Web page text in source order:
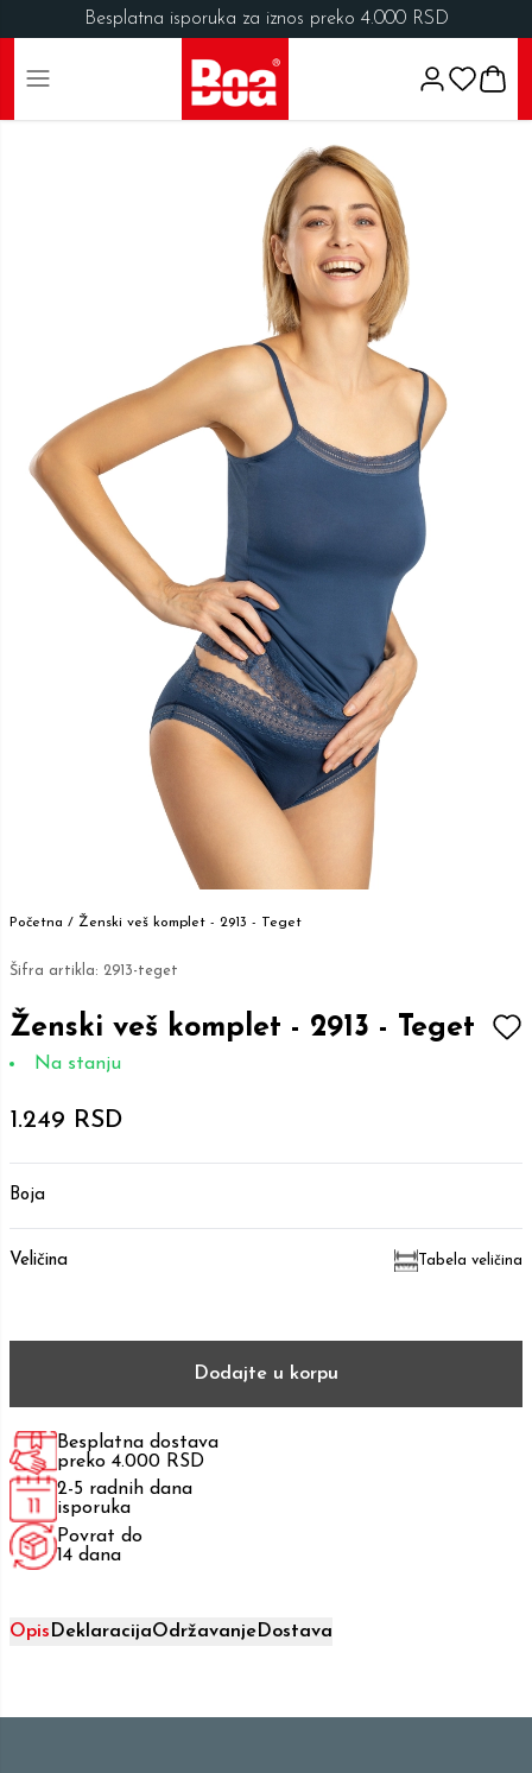
Besplatna isporuka za iznos preko 4.000 RSD
Početna / Ženski veš komplet - 2913 - Teget
Šifra artikla: 2913-teget
Ženski veš komplet - 2913 - Teget
Na stanju
1.249 RSD
Boja
Veličina Tabela veličina
Dodajte u korpu
Besplatna dostava
preko 4.000 RSD
2-5 radnih dana
isporuka
Povrat do
14 dana
Opis DeklaracijaOdržavanjeDostava